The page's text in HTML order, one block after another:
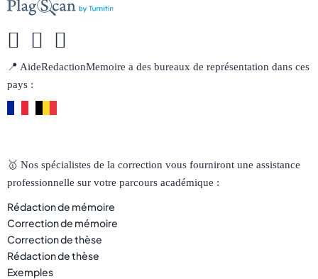
📍 AideRedactionMemoire a des bureaux de représentation dans ces
pays :
🥇 Nos spécialistes de la correction vous fourniront une assistance
professionnelle sur votre parcours académique :
Rédaction de mémoire
Correction de mémoire
Correction de thèse
Rédaction de thèse
Exemples